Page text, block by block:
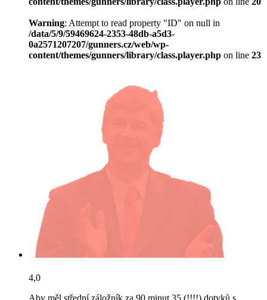
Warning: Attempt to read property "ID" on null in
/data/5/9/59469624-2353-48db-a5d3-
0a2571207207/gunners.cz/web/wp-
content/themes/gunners/library/class.player.php on line 23
4,0
Aby měl střední záložník za 90 minut 35 (!!!!) dotyků s